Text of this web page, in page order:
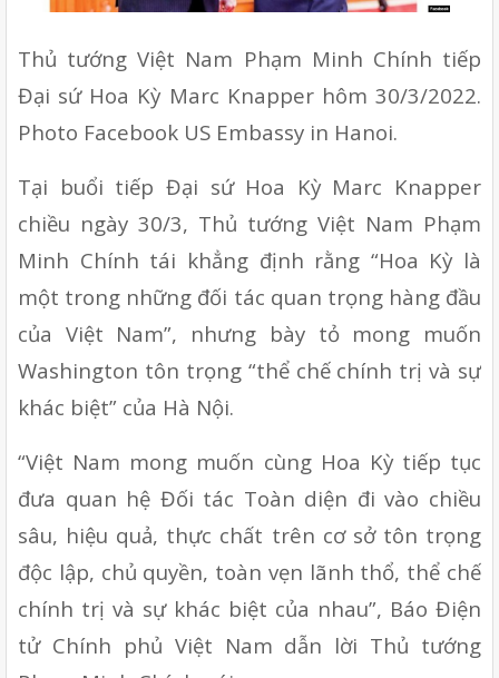
Thủ tướng Việt Nam Phạm Minh Chính tiếp
Đại sứ Hoa Kỳ Marc Knapper hôm 30/3/2022.
Photo Facebook US Embassy in Hanoi.
Tại buổi tiếp Đại sứ Hoa Kỳ Marc Knapper
chiều ngày 30/3, Thủ tướng Việt Nam Phạm
Minh Chính tái khẳng định rằng “Hoa Kỳ là
một trong những đối tác quan trọng hàng đầu
của Việt Nam”, nhưng bày tỏ mong muốn
Washington tôn trọng “thể chế chính trị và sự
khác biệt” của Hà Nội.
“Việt Nam mong muốn cùng Hoa Kỳ tiếp tục
đưa quan hệ Đối tác Toàn diện đi vào chiều
sâu, hiệu quả, thực chất trên cơ sở tôn trọng
độc lập, chủ quyền, toàn vẹn lãnh thổ, thể chế
chính trị và sự khác biệt của nhau”, Báo Điện
tử Chính phủ Việt Nam dẫn lời Thủ tướng